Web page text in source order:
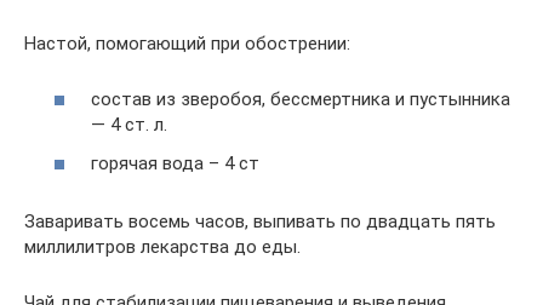
Настой, помогающий при обострении:
состав из зверобоя, бессмертника и пустынника
— 4 ст. л.
горячая вода – 4 ст
Заваривать восемь часов, выпивать по двадцать пять
миллилитров лекарства до еды.